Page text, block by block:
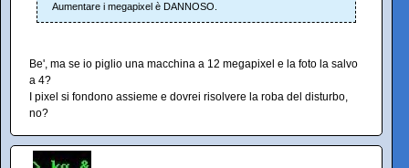
Aumentare i megapixel è DANNOSO.
Be', ma se io piglio una macchina a 12 megapixel e la foto la salvo
a 4?
I pixel si fondono assieme e dovrei risolvere la roba del disturbo,
no?